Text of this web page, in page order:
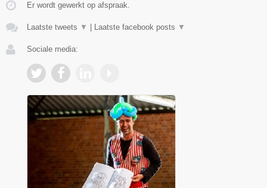
Er wordt gewerkt op afspraak.
Laatste tweets ▼ Laatste facebook posts ▼
Sociale media: